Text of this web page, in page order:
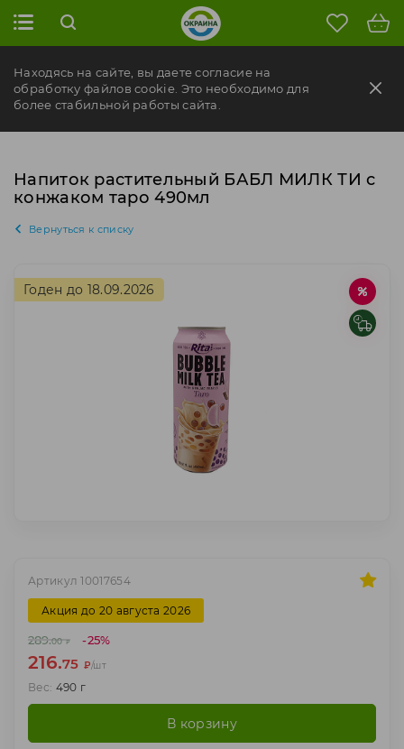
Находясь на сайте, вы даете согласие на
обработку файлов cookie. Это необходимо для
более стабильной работы сайта.
Напиток растительный БАБЛ МИЛК ТИ с
конжаком таро 490мл
Вернуться к списку
Годен до 18.09.2026
Артикул 10017654
Акция до 20 августа 2026
289.00 ₽ -25%
216.75 ₽/шт
Вес: 490 г
В корзину